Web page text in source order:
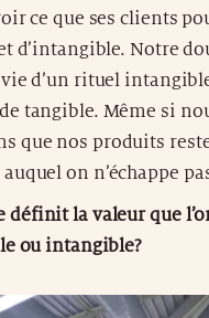
ce que ses clients
d’intangible. Notre
d’un rituel
tangible. Même si
que nos produits
on n’échappe
définit la valeur que
ou intangible?